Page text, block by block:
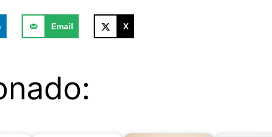
Email X